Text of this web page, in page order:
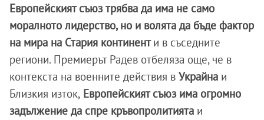
Европейският съюз трябва да има не само
моралното лидерство, но и волята да бъде фактор
на мира на Стария континенти в съседните
региони. Премиерът Радев отбеляза още, че в
контекста на военните действия в Украйна и
Близкия изток, Европейският съюз има огромно
задължение да спре кръвопролитията и